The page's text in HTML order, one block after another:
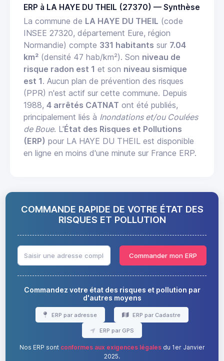
ERP à LA HAYE DU THEIL (27370) — Synthèse
La commune de LA HAYE DU THEIL (code
INSEE 27320, département Eure, région
Normandie) compte 331 habitants sur 7.04
km² (densité 47 hab/km²). Son niveau de
risque radon est 1 et son niveau sismique
est 1. Aucun plan de prévention des risques
(PPR) n'est actif sur cette commune. Depuis
1988, 4 arrêtés CATNAT ont été publiés,
principalement liés à Inondations et/ou Coulées
de Boue. L'État des Risques et Pollutions
(ERP) pour LA HAYE DU THEIL est disponible
en ligne en moins d'une minute sur France ERP.
COMMANDE RAPIDE DE VOTRE ÉTAT DES
RISQUES ET POLLUTION
Commander mon ERP
Commandez votre état des risques et pollution par
d'autres moyens
ERP par adresse ERP par Cadastre
ERP par GPS
Nos ERP sont conformes aux exigences légalesdu 1er Janvier
2025.